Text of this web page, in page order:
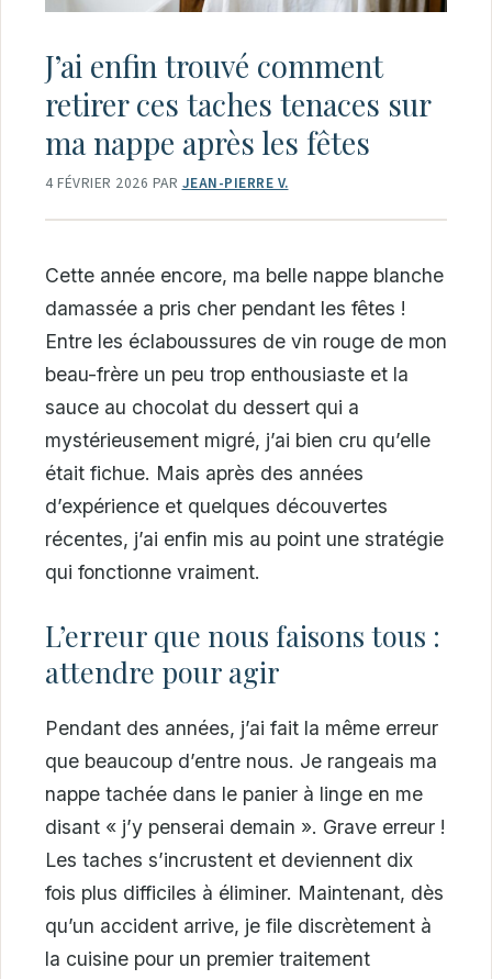
J’ai enfin trouvé comment
retirer ces taches tenaces sur
ma nappe après les fêtes
4 FÉVRIER 2026 PAR JEAN-PIERRE V.
Cette année encore, ma belle nappe blanche
damassée a pris cher pendant les fêtes !
Entre les éclaboussures de vin rouge de mon
beau-frère un peu trop enthousiaste et la
sauce au chocolat du dessert qui a
mystérieusement migré, j’ai bien cru qu’elle
était fichue. Mais après des années
d’expérience et quelques découvertes
récentes, j’ai enfin mis au point une stratégie
qui fonctionne vraiment.
L’erreur que nous faisons tous :
attendre pour agir
Pendant des années, j’ai fait la même erreur
que beaucoup d’entre nous. Je rangeais ma
nappe tachée dans le panier à linge en me
disant « j’y penserai demain ». Grave erreur !
Les taches s’incrustent et deviennent dix
fois plus difficiles à éliminer. Maintenant, dès
qu’un accident arrive, je file discrètement à
la cuisine pour un premier traitement